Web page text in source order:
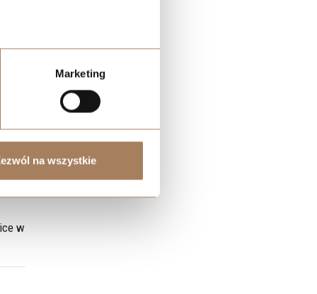
Marketing
na wszystkie
w